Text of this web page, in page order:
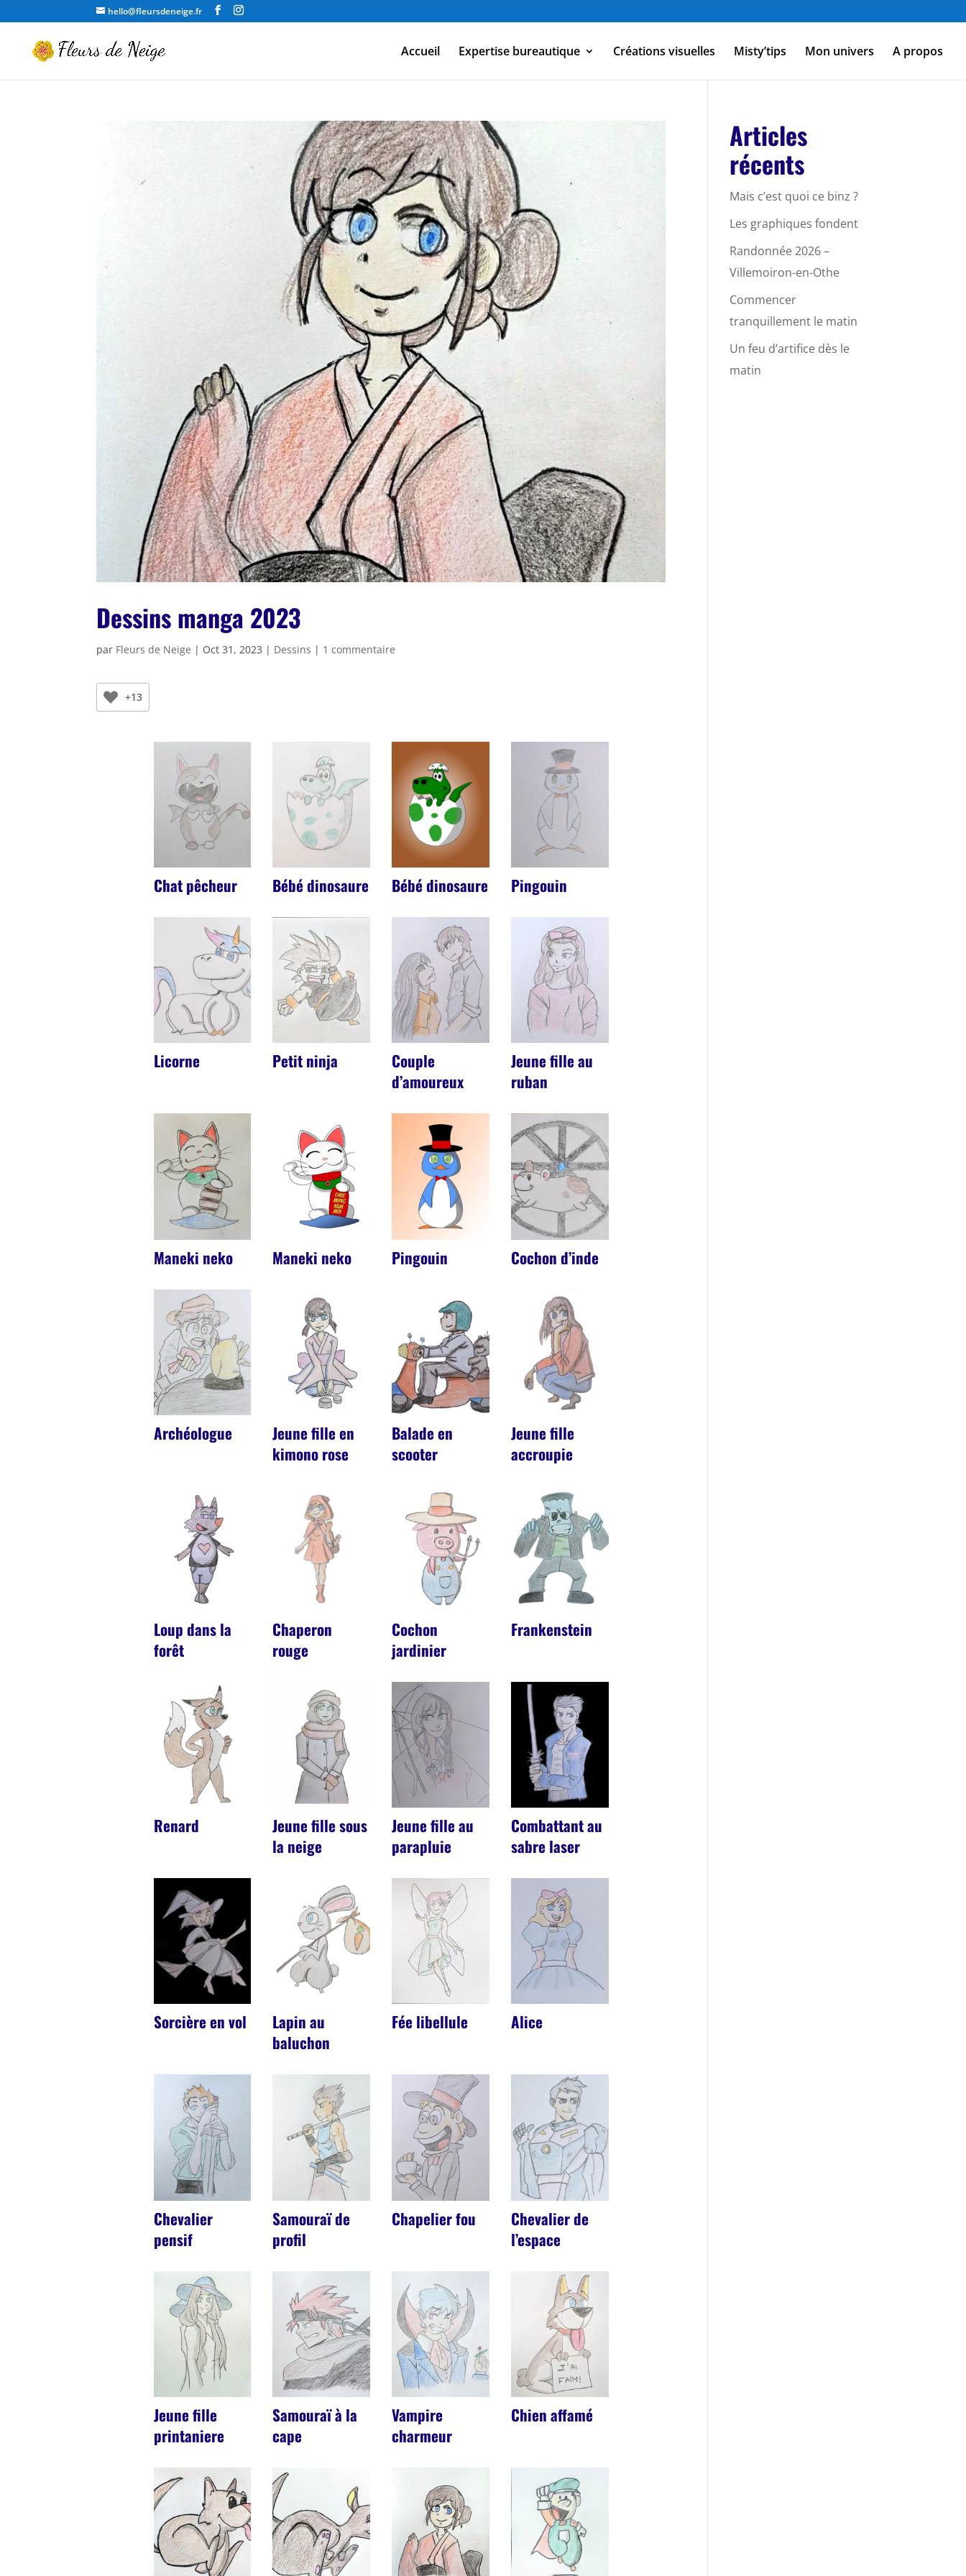
hello@fleursdeneige.fr
Accueil Expertise bureautique Créations visuelles Misty’tips Mon univers A propos
Dessins manga 2023
par Fleurs de Neige | Oct 31, 2023 | Dessins | 1 commentaire
+13
Chat pêcheur Bébé dinosaure Bébé dinosaure Pingouin
Licorne Petit ninja
Couple
d’amoureux
Jeune fille au
ruban
Maneki neko Maneki neko Pingouin Cochon d’inde
Archéologue
Jeune fille en
kimono rose
Balade en
scooter
Jeune fille
accroupie
Loup dans la
forêt
Chaperon
rouge
Cochon
jardinier
Frankenstein
Renard
Jeune fille sous
la neige
Jeune fille au
parapluie
Combattant au
sabre laser
Sorcière en vol
Lapin au
baluchon
Fée libellule Alice
Chevalier
pensif
Samouraï de
profil
Chapelier fou
Chevalier de
l’espace
Jeune fille
printaniere
Samouraï à la
cape
Vampire
charmeur
Chien affamé
Articles
récents
Mais c’est quoi ce binz ?
Les graphiques fondent
Randonnée 2026 –
Villemoiron-en-Othe
Commencer
tranquillement le matin
Un feu d’artifice dès le
matin